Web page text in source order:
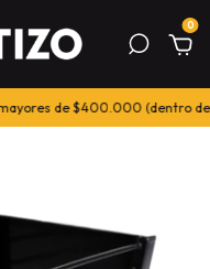
0
de $400.000 (dentro de